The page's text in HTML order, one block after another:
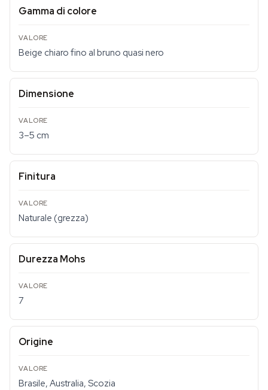
Gamma di colore
Beige chiaro fino al bruno quasi nero
Dimensione
3–5 cm
Finitura
Naturale (grezza)
Durezza Mohs
7
Origine
Brasile, Australia, Scozia